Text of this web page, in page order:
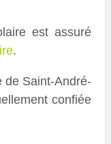
est assuré
.
de Saint-André-
confiée